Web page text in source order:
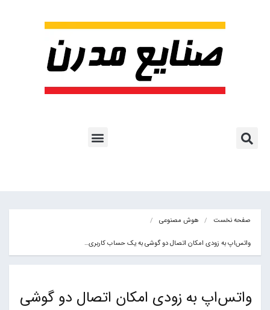
صفحه نخست هوش مصنوعی
واتس‌اپ به زودی امکان اتصال دو گوشی به یک حساب کاربری…
واتس‌اپ به زودی امکان اتصال دو گوشی